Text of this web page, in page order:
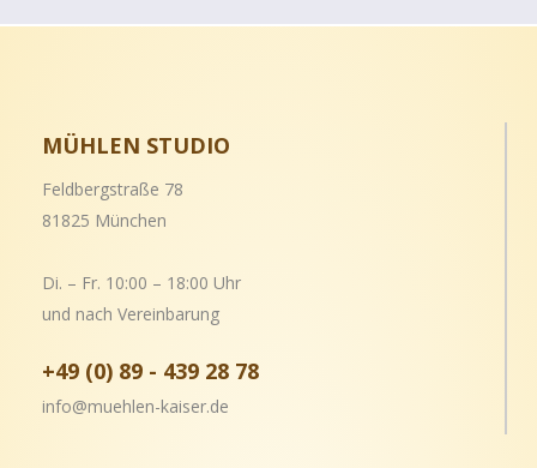
MÜHLEN STUDIO
Feldbergstraße 78
81825 München
Di. – Fr. 10:00 – 18:00 Uhr
und nach Vereinbarung
+49 (0) 89 - 439 28 78
info@muehlen-kaiser.de